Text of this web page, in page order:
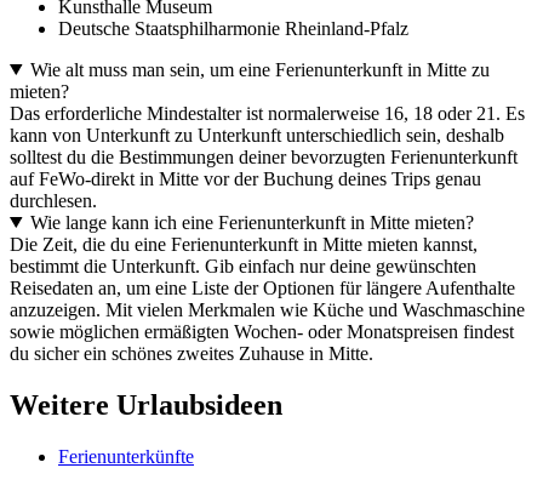
Kunsthalle Museum
Deutsche Staatsphilharmonie Rheinland-Pfalz
Wie alt muss man sein, um eine Ferienunterkunft in Mitte zu
mieten?
Das erforderliche Mindestalter ist normalerweise 16, 18 oder 21. Es
kann von Unterkunft zu Unterkunft unterschiedlich sein, deshalb
solltest du die Bestimmungen deiner bevorzugten Ferienunterkunft
auf FeWo-direkt in Mitte vor der Buchung deines Trips genau
durchlesen.
Wie lange kann ich eine Ferienunterkunft in Mitte mieten?
Die Zeit, die du eine Ferienunterkunft in Mitte mieten kannst,
bestimmt die Unterkunft. Gib einfach nur deine gewünschten
Reisedaten an, um eine Liste der Optionen für längere Aufenthalte
anzuzeigen. Mit vielen Merkmalen wie Küche und Waschmaschine
sowie möglichen ermäßigten Wochen- oder Monatspreisen findest
du sicher ein schönes zweites Zuhause in Mitte.
Weitere Urlaubsideen
Ferienunterkünfte